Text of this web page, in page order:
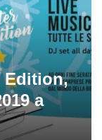
Edition,
a